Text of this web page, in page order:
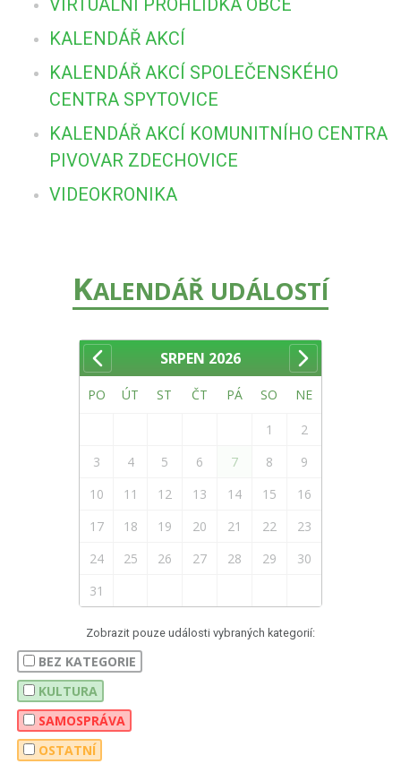
KALENDÁŘ AKCÍ
KALENDÁŘ AKCÍ SPOLEČENSKÉHO
CENTRA SPYTOVICE
KALENDÁŘ AKCÍ KOMUNITNÍHO CENTRA
PIVOVAR ZDECHOVICE
VIDEOKRONIKA
KALENDÁŘ UDÁLOSTÍ
SRPEN 2026
PO ÚT ST ČT PÁ SO NE
1
2
3
4 5 6 7 8
9
10
11 12 13 14 15
16
17
18 19 20 21 22
23
24
25 26 27 28 29
30
31
Zobrazit pouze události vybraných kategorií:
BEZ KATEGORIE
KULTURA
SAMOSPRÁVA
OSTATNÍ